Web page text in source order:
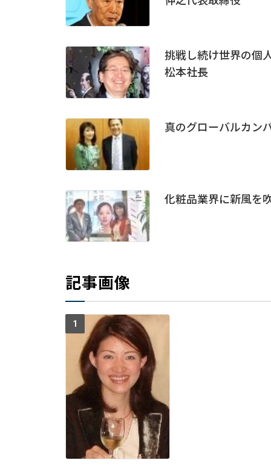
挑戦し続け世界の個
松本社長
真のグローバルカン
化粧品業界に新風を
記事画像
1